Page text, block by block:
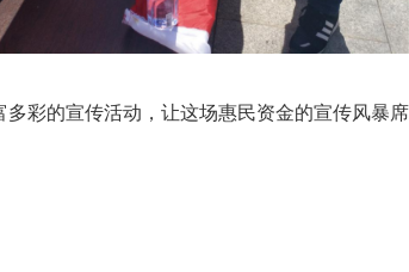
的宣传活动，让这场惠民资金的宣传风暴席